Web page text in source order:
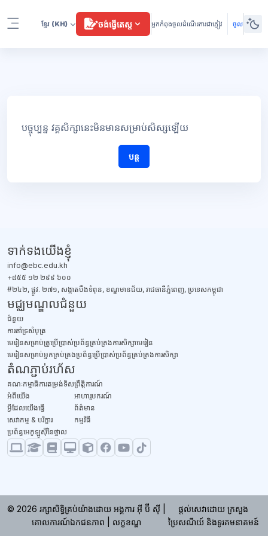
ខ្មែរ (KH) ចង់ធ្វើតេស្ត អ្នកកំពុងចូលដំណើរការជាភ្ញៀវ ចូល
បច្ចុប្បន្ន វគ្គសិក្សានេះមិនមានសម្រាប់សិស្សឡើយ
បន្ត
តំណភ្ជាប់រហ័ស
គណៈកម្មាធិការតម្រង់ទិស
អំពីយើង
អ្វីដែលយើងធ្វើ
សេវាកម្ម & បរិក្ខារ
ប្រព័ន្ធអេកូឡូស៊ីនៃថ្នាល
ព្រឹត្តិការណ៍
អាហារូបករណ៍
ព័ត៌មាន
កម្មវិធី
មជ្ឈមណ្ឌលជំនួយ
ជំនួយ
​ការគាំទ្រសំបុត្រ
មេរៀនសម្រាប់គ្រូប្រើប្រាស់ប្រព័ន្ធគ្រប់គ្រងការសិក្សាមេរៀន
មេរៀនសម្រាប់អ្នកគ្រប់គ្រងប្រព័ន្ធប្រើប្រាស់ប្រព័ន្ធគ្រប់គ្រងការសិក្សា
ទាក់ទង​យើងខ្ញុំ
info@ebc.edu.kh
+៨៥៥ ១២ ២៩៩ ៦០០
#២៤២, ផ្លូវ. ២៧១, សង្កាតបឹងទំពុន, ខណ្ឌមានជ័យ, រាជធានីភ្នំពេញ, ប្រទេសកម្ពុជា
© 2026 រក្សា​សិទ្ធិ​គ្រប់​យ៉ាង​ដោយ អង្គការ អ៊ី ប៊ី ស៊ី |
គោលការណ៍ឯកជនភាព
លក្ខខណ្ឌ
ផ្តល់សេវាដោយ ក្រសួង
ប្រៃសណីយ៍ និងទូរគមនាគមន៍